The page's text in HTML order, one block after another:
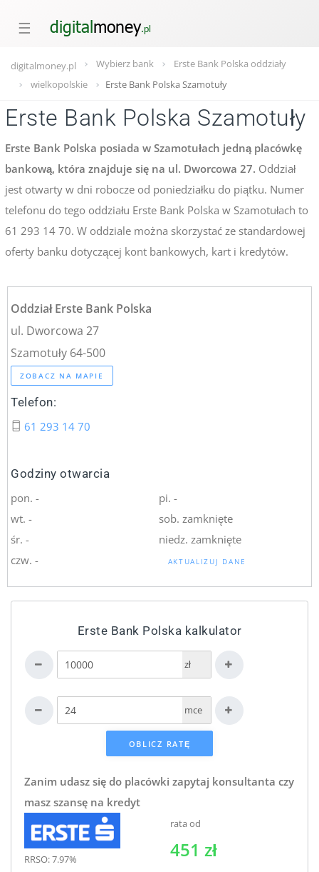
☰
digitalmoney.pl Wybierz bank
Erste Bank Polska oddziały
wielkopolskie
Erste Bank Polska Szamotuły
Erste Bank Polska Szamotuły
Erste Bank Polska posiada w Szamotułach jedną placówkę
bankową, która znajduje się na ul. Dworcowa 27. Oddział
jest otwarty w dni robocze od poniedziałku do piątku. Numer
telefonu do tego oddziału Erste Bank Polska w Szamotułach to
61 293 14 70. W oddziale można skorzystać ze standardowej
oferty banku dotyczącej kont bankowych, kart i kredytów.
Oddział Erste Bank Polska
ul. Dworcowa 27
Szamotuły 64-500
ZOBACZ NA MAPIE
Telefon:
61 293 14 70
Godziny otwarcia
pon. -
wt. -
śr. -
czw. -
pi. -
sob. zamknięte
niedz. zamknięte
AKTUALIZUJ DANE
Erste Bank Polska kalkulator
zł
mce
Zanim udasz się do placówki zapytaj konsultanta czy
masz szansę na kredyt
RRSO: 7.97%
rata od
451 zł